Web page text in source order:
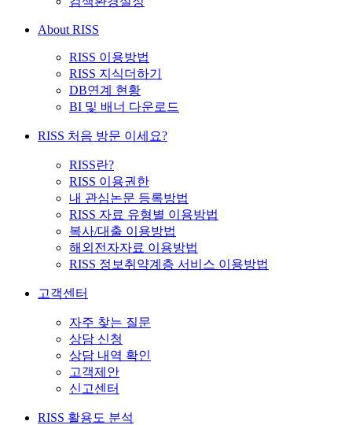
About RISS
RISS 이용방법
RISS 지식더하기
DB연계 현황
BI 및 배너 다운로드
RISS 처음 방문 이세요?
RISS란?
RISS 이용권한
내 관심논문 등록방법
RISS 자료 유형별 이용방법
복사/대출 이용방법
해외전자자료 이용방법
RISS 정보취약계층 서비스 이용방법
고객센터
자주 찾는 질문
상담 신청
상담 내역 확인
고객제안
신고센터
RISS 활용도 분석